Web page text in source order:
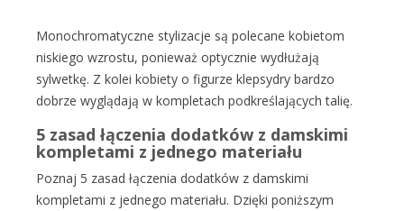
Monochromatyczne stylizacje są polecane kobietom
niskiego wzrostu, ponieważ optycznie wydłużają
sylwetkę. Z kolei kobiety o figurze klepsydry bardzo
dobrze wyglądają w kompletach podkreślających talię.
5 zasad łączenia dodatków z damskimi
kompletami z jednego materiału
Poznaj 5 zasad łączenia dodatków z damskimi
kompletami z jednego materiału. Dzięki poniższym